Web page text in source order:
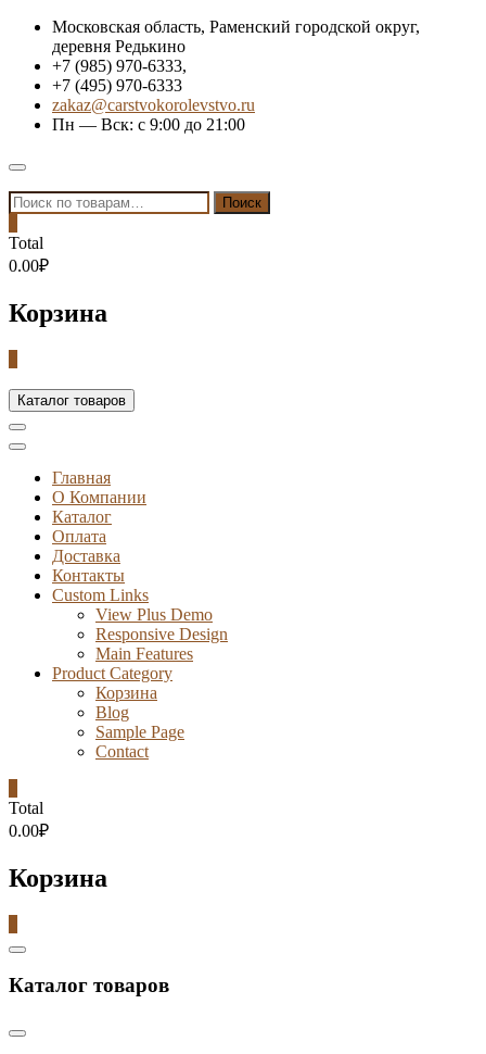
Skip
content
Московская область, Раменский городской округ,
деревня Редькино
+7 (985) 970-6333,
+7 (495) 970-6333
zakaz@carstvokorolevstvo.ru
Пн — Вск: с 9:00 до 21:00
Topbar
Menu
Искать: Поиск
Total
0.00₽
Корзина
Каталог товаров
Главная
О Компании
Каталог
Оплата
Доставка
Контакты
Custom Links
View Plus Demo
Responsive Design
Main Features
Product Category
Корзина
Blog
Sample Page
Contact
Total
0.00₽
Корзина
Catalog
Каталог товаров